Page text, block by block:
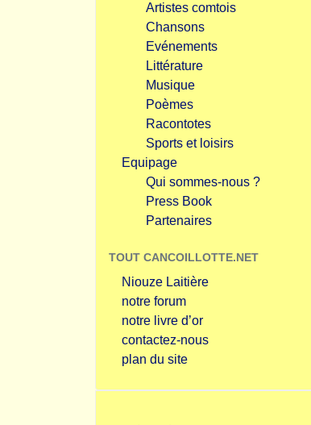
Artistes comtois
Chansons
Evénements
Littérature
Musique
Poèmes
Racontotes
Sports et loisirs
Equipage
Qui sommes-nous ?
Press Book
Partenaires
TOUT CANCOILLOTTE.NET
Niouze Laitière
notre forum
notre livre d’or
contactez-nous
plan du site